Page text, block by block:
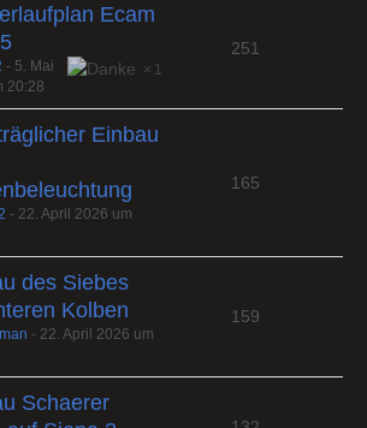
Ecam
1
- 5. Mai
20:28
251
Einbau
- 22. April 2026 um
165
des Siebes
Kolben
- 22. April 2026 um
159
Schaerer